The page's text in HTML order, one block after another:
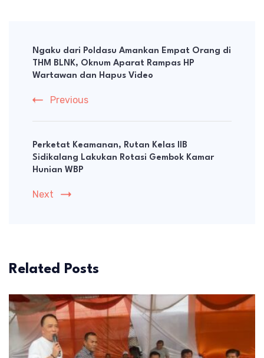
Navigation
Ngaku dari Poldasu Amankan Empat Orang di
THM BLNK, Oknum Aparat Rampas HP
Wartawan dan Hapus Video
Previous
Perketat Keamanan, Rutan Kelas IIB
Sidikalang Lakukan Rotasi Gembok Kamar
Hunian WBP
Next
Related Posts